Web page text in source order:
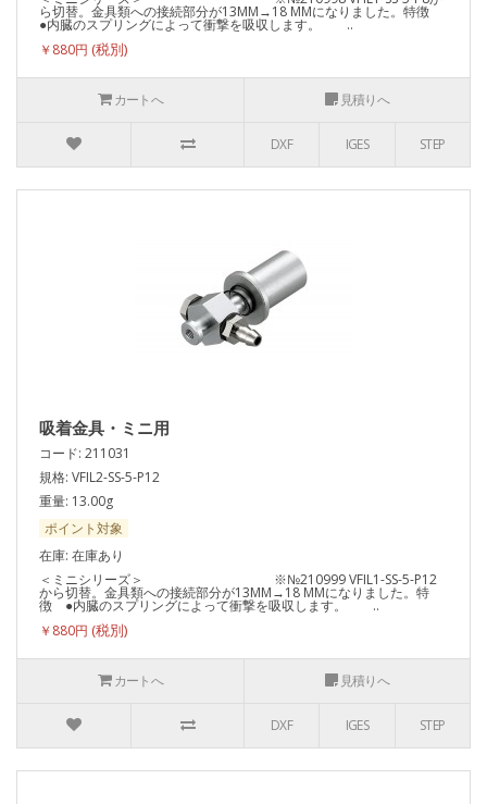
ら切替。金具類への接続部分が13MM→18 MMになりました。特徴
●内臓のスプリングによって衝撃を吸収します。 ..
￥880円
カートへ 見積りへ
DXF IGES STEP
吸着金具・ミニ用
コード: 211031
規格: VFIL2-SS-5-P12
重量: 13.00g
ポイント対象
在庫: 在庫あり
＜ミニシリーズ＞ ※№210999 VFIL1-SS-5-P12
から切替。金具類への接続部分が13MM→18 MMになりました。特
徴 ●内臓のスプリングによって衝撃を吸収します。 ..
￥880円
カートへ 見積りへ
DXF IGES STEP